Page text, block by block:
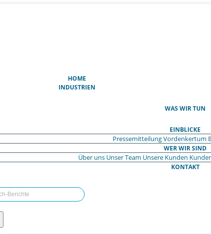
HOME
INDUSTRIEN
WAS WIR TUN
EINBLICKE
PressemitteilungVordenkertum
WER WIR SIND
Über uns Unser Team Unsere Kunden
KONTAKT